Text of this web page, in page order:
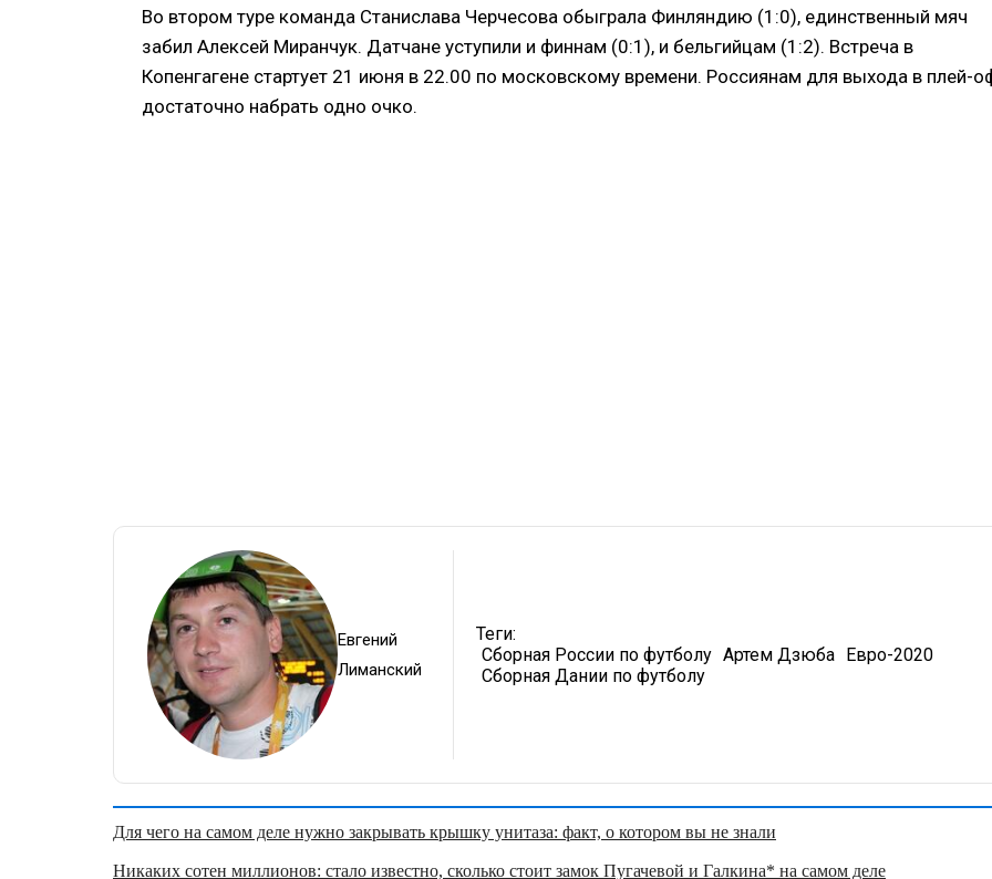
Во втором туре команда Станислава Черчесова обыграла Финляндию (1:0), единственный мяч
забил Алексей Миранчук. Датчане уступили и финнам (0:1), и бельгийцам (1:2). Встреча в
Копенгагене стартует 21 июня в 22.00 по московскому времени. Россиянам для выхода в плей-
достаточно набрать одно очко.
Евгений
Лиманский
Теги:
Сборная России по футболу Артем Дзюба
Евро-2020
Сборная Дании по футболу
Для чего на самом деле нужно закрывать крышку унитаза: факт, о котором вы не знали
Никаких сотен миллионов: стало известно, сколько стоит замок Пугачевой и Галкина* на самом деле